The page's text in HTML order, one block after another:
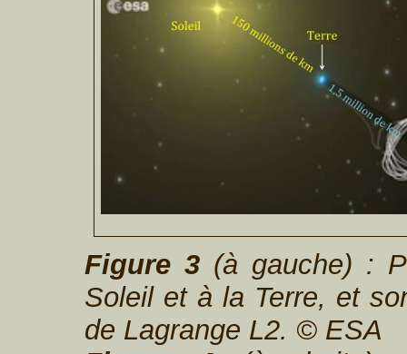
Figure 3(à gauche) :
Soleil et à la Terre, et
de Lagrange L2. © ESA